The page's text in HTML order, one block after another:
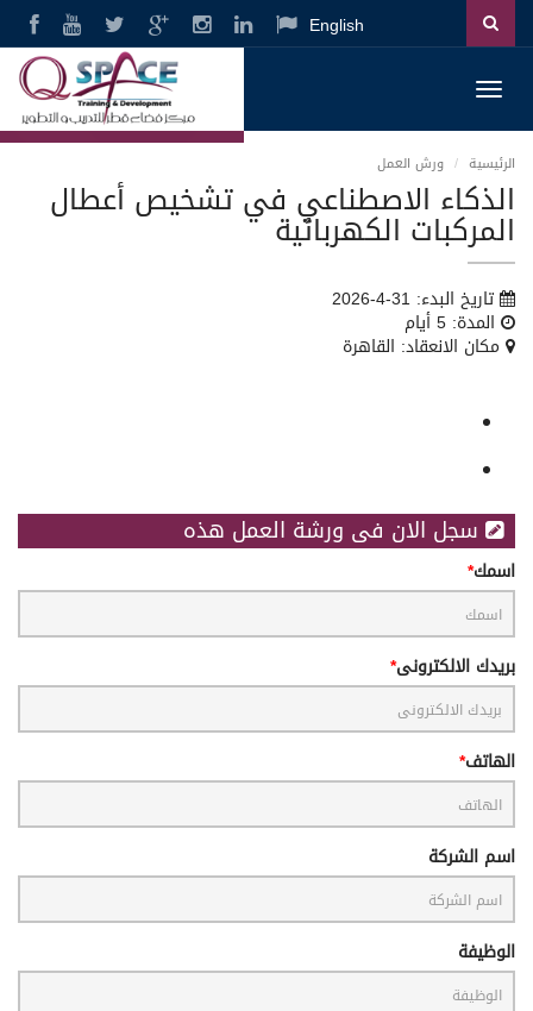
English
الرئيسية ورش العمل
الذكاء الاصطناعي في تشخيص أعطال
المركبات الكهربائية
تاريخ البدء: 31-4-2026
المدة: 5 أيام
مكان الانعقاد: القاهرة
سجل الان فى ورشة العمل هذه
اسمك
بريدك الالكترونى
الهاتف
اسم الشركة
الوظيفة